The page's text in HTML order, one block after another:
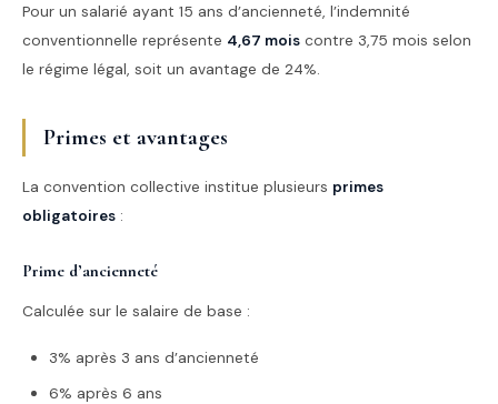
Pour un salarié ayant 15 ans d’ancienneté, l’indemnité
conventionnelle représente 4,67 mois contre 3,75 mois selon
le régime légal, soit un avantage de 24%.
Primes et avantages
La convention collective institue plusieurs primes
obligatoires :
Prime d’ancienneté
Calculée sur le salaire de base :
3% après 3 ans d’ancienneté
6% après 6 ans